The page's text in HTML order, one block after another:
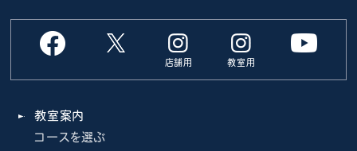
店舗用 教室用
教室案内
コースを選ぶ